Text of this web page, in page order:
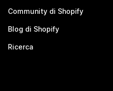
Community di Shopify
Blog di Shopify
Ricerca